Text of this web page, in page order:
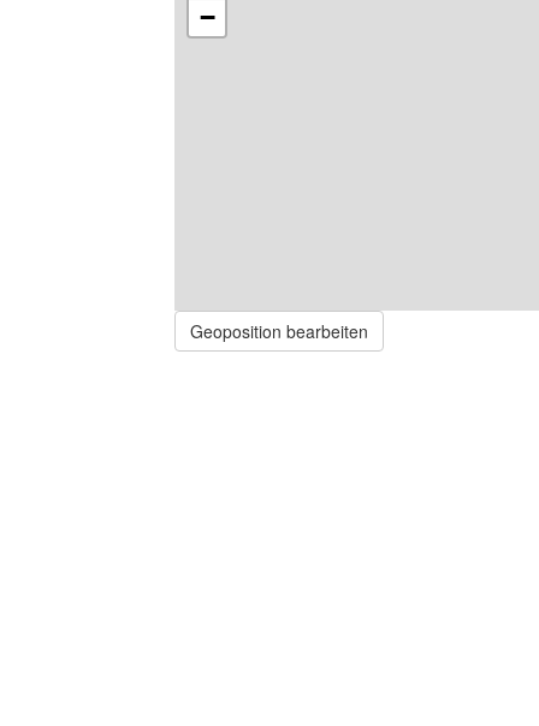
−
Geoposition bearbeiten